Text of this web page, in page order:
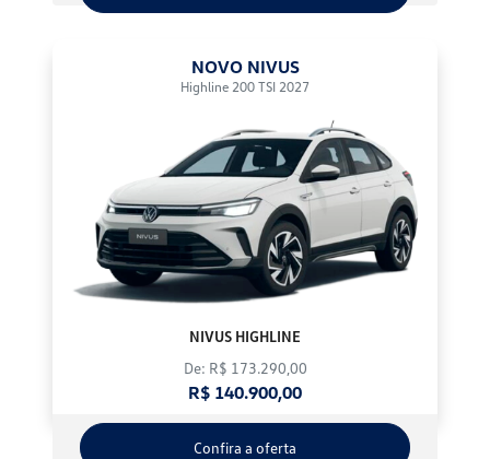
NOVO NIVUS
Highline 200 TSI 2027
NIVUS HIGHLINE
De: R$ 173.290,00
R$ 140.900,00
Confira a oferta